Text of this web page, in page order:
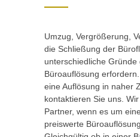
Umzug, Vergrößerung,
die Schließung der
unterschiedliche
Büroauflösung
eine Auflösung in naher
kontaktieren Sie uns.
Partner, wenn es um
preiswerte